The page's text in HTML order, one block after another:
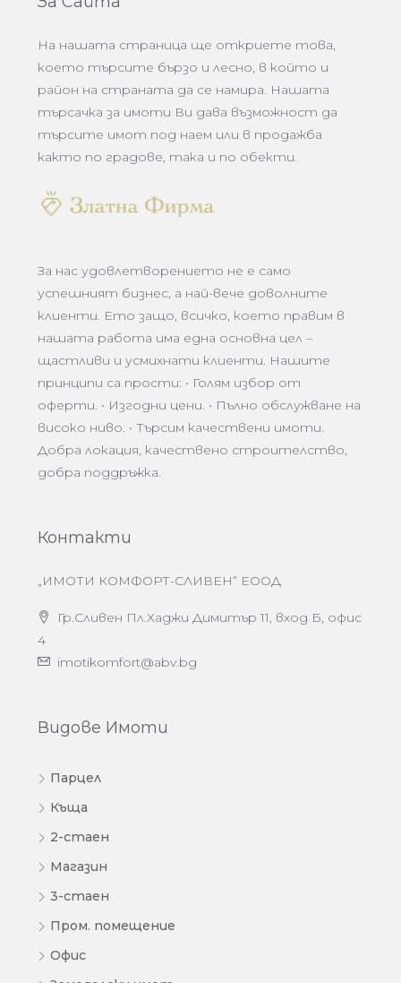
На нашата страница ще откриете това,
което търсите бързо и лесно, в който и
район на страната да се намира. Нашата
търсачка за имоти Ви дава възможност да
търсите имот под наем или в продажба
както по градове, така и по обекти.
За нас удовлетворението не е само
успешният бизнес, а най-вече доволните
клиенти. Ето защо, всичко, което правим в
нашата работа има една основна цел –
щастливи и усмихнати клиенти. Нашите
принципи са прости: • Голям избор от
оферти. • Изгодни цени. • Пълно обслужване на
високо ниво. • Търсим качествени имоти.
Добра локация, качествено строителство,
добра поддръжка.
Контакти
„ИМОТИ КОМФОРТ-СЛИВЕН” ЕООД
Гр.Сливен Пл.Хаджи Димитър 11, вход Б, офис
4
imotikomfort@abv.bg
Видове Имоти
Парцел
Къща
2-стаен
Магазин
3-стаен
Пром. помещение
Офис